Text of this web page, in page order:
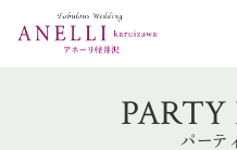
PARTY
パーテ